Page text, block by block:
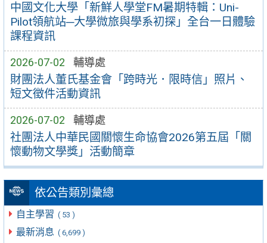
中國文化大學「新鮮人學堂FM暑期特輯：Uni-
Pilot領航站─大學微旅與學系初探」全台一日體驗
課程資訊
2026-07-02 輔導處
財團法人董氏基金會「跨時光．限時信」照片、
短文徵件活動資訊
2026-07-02 輔導處
社團法人中華民國關懷生命協會2026第五屆「關
懷動物文學獎」活動簡章
依公告類別彙總
自主學習 ( 53 )
最新消息 ( 6,699 )